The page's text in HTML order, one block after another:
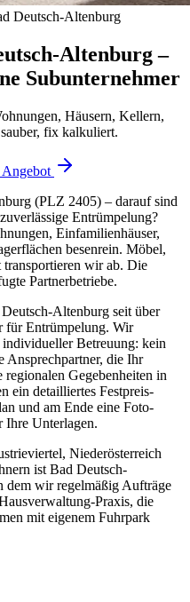
Deutsch-Altenburg
Altenburg –
Subunternehmer
Häusern, Kellern,
fix kalkuliert.
Angebot
(PLZ 2405) – darauf sind
Entrümpelung?
Einfamilienhäuser,
besenrein. Möbel,
transportieren wir ab. Die
Partnerbetriebe.
Altenburg seit über
für Entrümpelung. Wir
Betreuung: kein
Ansprechpartner, die Ihr
Gegebenheiten in
ein detailliertes Festpreis-
und am Ende eine Foto-
Ihre Unterlagen.
Niederösterreich
ist Bad Deutsch-
dem wir regelmäßig Aufträge
Praxis, die
mit eigenem Fuhrpark